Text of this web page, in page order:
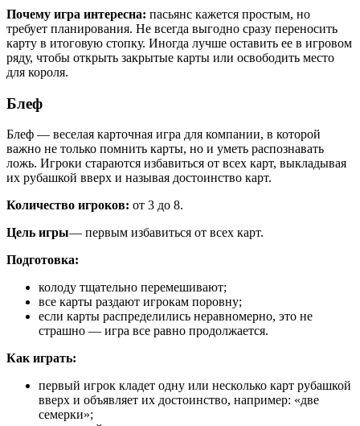
Почему игра интересна: пасьянс кажется простым, но
требует планирования. Не всегда выгодно сразу переносить
карту в итоговую стопку. Иногда лучше оставить ее в игровом
ряду, чтобы открыть закрытые карты или освободить место
для короля.
Блеф
Блеф — веселая карточная игра для компании, в которой
важно не только помнить карты, но и уметь распознавать
ложь. Игроки стараются избавиться от всех карт, выкладывая
их рубашкой вверх и называя достоинство карт.
Количество игроков: от 3 до 8.
Цель игры— первым избавиться от всех карт.
Подготовка:
колоду тщательно перемешивают;
все карты раздают игрокам поровну;
если карты распределились неравномерно, это не
страшно — игра все равно продолжается.
Как играть:
первый игрок кладет одну или несколько карт рубашкой
вверх и объявляет их достоинство, например: «две
семерки»;